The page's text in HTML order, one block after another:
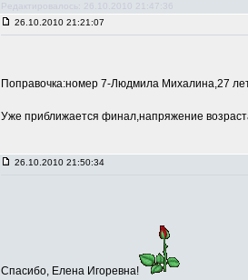
Редактировалось: 26.10.2010 21:47:36
26.10.2010 21:21:07
Поправочка:номер 7-Людмила Михалина,27
Уже приближается финал,напряжение
26.10.2010 21:50:34
Спасибо, Елена Игоревна!